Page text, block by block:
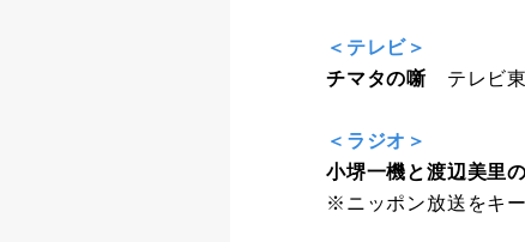
＜テレビ＞
チマタの噺 テレビ
＜ラジオ＞
小堺一機と渡辺美里
※ニッポン放送をキ